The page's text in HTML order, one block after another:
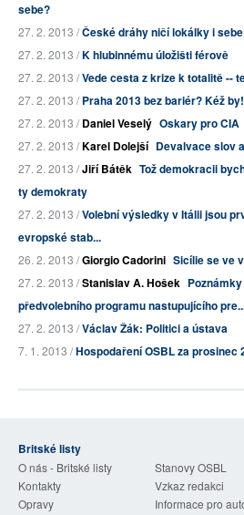
sebe?
27. 2. 2013 /České dráhy ničí lokálky i
27. 2. 2013 /K hlubinnému úložišti férově
27. 2. 2013 /Vede cesta z krize k totalitě --
27. 2. 2013 /Praha 2013 bez bariér? Kéž by!
27. 2. 2013 /Daniel Veselý Oskary pro CIA
27. 2. 2013 /Karel Dolejší Devalvace slov
27. 2. 2013 /Jiří Bátěk Tož demokracii
ty demokraty
27. 2. 2013 /Volební výsledky v Itálii jsou
evropské stab...
26. 2. 2013 /Giorgio Cadorini Sicílie se ve
27. 2. 2013 /Stanislav A. Hošek
předvolebního programu nastupujícího
27. 2. 2013 /Václav Žák: Politici a ústava
7. 1. 2013 /Hospodaření OSBL za prosinec
Britské listy
O nás - Britské listy
Stanovy OSBL
Kontakty
Vzkaz redakci
Opravy
Informace pro